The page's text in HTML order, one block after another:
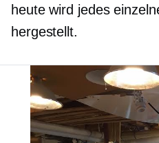
heute wird jedes
hergestellt.